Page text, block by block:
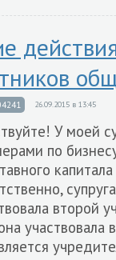
26.09.2015 в 13:45
У моей
по
второй
участвовала